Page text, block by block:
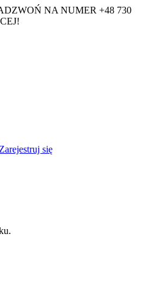
NA NUMER +48 730
Zarejestruj się